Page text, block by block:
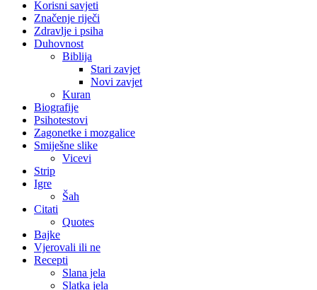
Korisni savjeti
Značenje riječi
Zdravlje i psiha
Duhovnost
Biblija
Stari zavjet
Novi zavjet
Kuran
Biografije
Psihotestovi
Zagonetke i mozgalice
Smiješne slike
Vicevi
Strip
Igre
Šah
Citati
Quotes
Bajke
Vjerovali ili ne
Recepti
Slana jela
Slatka jela